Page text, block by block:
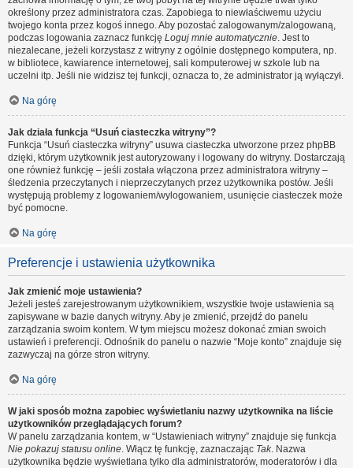
określony przez administratora czas. Zapobiega to niewłaściwemu użyciu
twojego konta przez kogoś innego. Aby pozostać zalogowanym/zalogowaną,
podczas logowania zaznacz funkcję Loguj mnie automatycznie. Jest to
niezalecane, jeżeli korzystasz z witryny z ogólnie dostępnego komputera, np.
w bibliotece, kawiarence internetowej, sali komputerowej w szkole lub na
uczelni itp. Jeśli nie widzisz tej funkcji, oznacza to, że administrator ją wyłączył.
Na górę
Jak działa funkcja “Usuń ciasteczka witryny”?
Funkcja “Usuń ciasteczka witryny” usuwa ciasteczka utworzone przez phpBB
dzięki, którym użytkownik jest autoryzowany i logowany do witryny. Dostarczają
one również funkcję – jeśli została włączona przez administratora witryny –
śledzenia przeczytanych i nieprzeczytanych przez użytkownika postów. Jeśli
występują problemy z logowaniem/wylogowaniem, usunięcie ciasteczek może
być pomocne.
Na górę
Preferencje i ustawienia użytkownika
Jak zmienić moje ustawienia?
Jeżeli jesteś zarejestrowanym użytkownikiem, wszystkie twoje ustawienia są
zapisywane w bazie danych witryny. Aby je zmienić, przejdź do panelu
zarządzania swoim kontem. W tym miejscu możesz dokonać zmian swoich
ustawień i preferencji. Odnośnik do panelu o nazwie “Moje konto” znajduje się
zazwyczaj na górze stron witryny.
Na górę
W jaki sposób można zapobiec wyświetlaniu nazwy użytkownika na liście
użytkowników przeglądających forum?
W panelu zarządzania kontem, w “Ustawieniach witryny” znajduje się funkcja
Nie pokazuj statusu online. Włącz tę funkcję, zaznaczając Tak. Nazwa
użytkownika będzie wyświetlana tylko dla administratorów, moderatorów i dla